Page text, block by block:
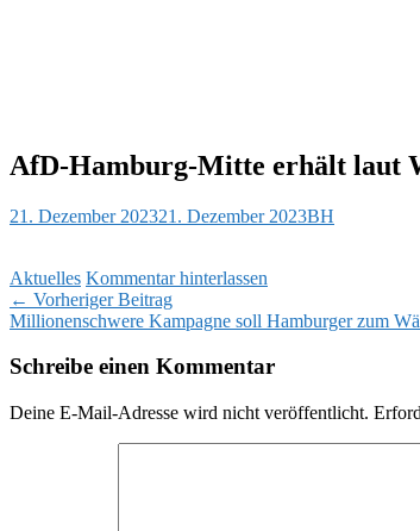
AfD-Hamburg-Mitte erhält laut
21. Dezember 202321. Dezember 2023BH
Aktuelles Kommentar hinterlassen
Beitragsnavigation
← Vorheriger Beitrag
Millionenschwere Kampagne soll Hamburger zum
Schreibe einen Kommentar
Deine E-Mail-Adresse wird nicht veröffentlicht.